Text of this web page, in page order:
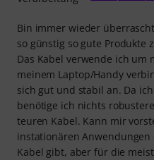
Bin immer wieder
so günstig so gute Produkte
Das Kabel verwende ich um
meinem Laptop/Handy
sich gut und stabil an. Da
benötige ich nichts
teuren Kabel. Kann mir
instationären
Kabel gibt, aber für die